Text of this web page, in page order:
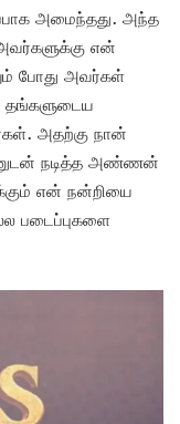
அமைந்தது. அந்த
என்
போது அவர்கள்
தங்களுடைய
அதற்கு நான்
நடித்த அண்ணன்
என் நன்றியை
படைப்புகளை